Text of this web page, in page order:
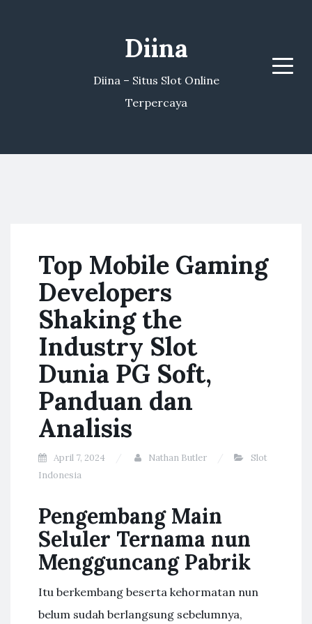
Diina
Diina – Situs Slot Online
Terpercaya
Menu
Top Mobile Gaming
Developers
Shaking the
Industry Slot
Dunia PG Soft,
Panduan dan
Analisis
April 7, 2024 Nathan Butler
Slot
Indonesia
Pengembang Main
Seluler Ternama nun
Mengguncang Pabrik
Itu berkembang beserta kehormatan nun
belum sudah berlangsung sebelumnya,